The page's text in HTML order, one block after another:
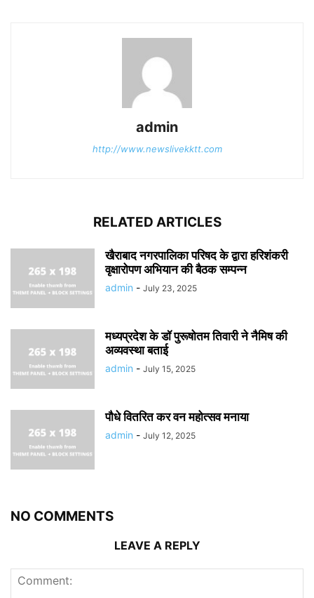
admin
http://www.newslivekktt.com
RELATED ARTICLES
खैराबाद नगरपालिका परिषद के द्वारा हरिशंकरी
वृक्षारोपण अभियान की बैठक सम्पन्न
admin - July 23, 2025
मध्यप्रदेश के डॉ पुरूषोतम तिवारी ने नैमिष की
अव्यवस्था बताई
admin - July 15, 2025
पौधे वितरित कर वन महोत्सव मनाया
admin - July 12, 2025
NO COMMENTS
LEAVE A REPLY